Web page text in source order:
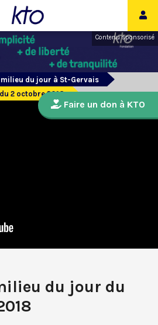
Contenu sponsorisé
du jour à St-Gervais
2 octobre 2018
du jour du
Faire un don à KTO